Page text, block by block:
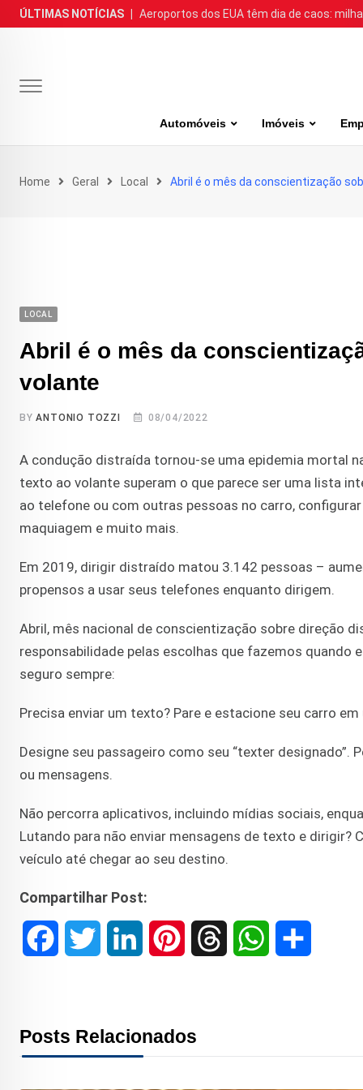
Skip
to
ÚLTIMAS NOTÍCIAS Aeroportos dos EUA têm dia de caos:
Automóveis Imóveis
Home Geral Local Abril é o mês da conscientização
LOCAL
Abril é o mês da
volante
BYANTONIO TOZZI 08/04/2022
A condução distraída tornou-se uma epidemia mortal
texto ao volante superam o que parece ser uma lista
ao telefone ou com outras pessoas no carro,
maquiagem e muito mais.
Em 2019, dirigir distraído matou 3.142 pessoas –
propensos a usar seus telefones enquanto dirigem.
Abril, mês nacional de conscientização sobre direção
responsabilidade pelas escolhas que fazemos quando
seguro sempre:
Precisa enviar um texto? Pare e estacione seu carro
Designe seu passageiro como seu “texter designado”.
ou mensagens.
Não percorra aplicativos, incluindo mídias sociais,
Lutando para não enviar mensagens de texto e
veículo até chegar ao seu destino.
Compartilhar Post:
e t k t
Posts Relacionados